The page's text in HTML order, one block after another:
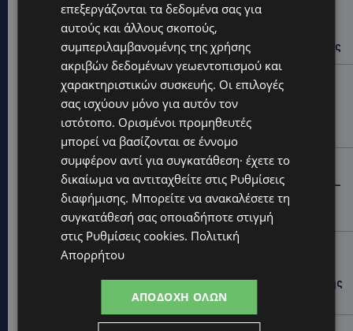
UPDATES
ΙΣΑΑΚ-ΣΟΛΩΜΟΥ: Κλείνουν συμβολικά οδοφράγματα
την Παρασκευή – Πού και τι ώρα θα γίνουν οι δράσεις
UPDATES
ΣΥΛΛΗΨΕΙΣ: 161 οδηγοί με υπερβολική ταχύτητα σε
μία νύχτα – Η παράβαση που κυριάρχησε στους
ελέγχους
STORIES
ΓΕΝΕΘΛΙΟΣ ΗΜΕΡΑ: Η ηλικία είναι μόνο ένας αριθμός –
Οι άνθρωποι και οι στιγμές είναι η πραγματική μας
ιστορία
STORIES
μητέρα τριών παιδιών – Έρανος για τη θεραπεία της
επεξεργάζονται τα δεδομένα σας για
αυτούς και άλλους σκοπούς,
συμπεριλαμβανομένης της χρήσης
ακριβών δεδομένων γεωεντοπισμού και
χαρακτηριστικών συσκευής. Οι επιλογές
σας ισχύουν μόνο για αυτόν τον
ιστότοπο. Ορισμένοι προμηθευτές
μπορεί να βασίζονται σε έννομο
συμφέρον αντί για συγκατάθεση· έχετε το
δικαίωμα να αντιταχθείτε στις Ρυθμίσεις
διαφήμισης. Μπορείτε να ανακαλέσετε τη
συγκατάθεσή σας οποιαδήποτε στιγμή
στις Ρυθμίσεις cookies. Πολιτική
Απορρήτου
ΑΠΟΔΟΧΉ ΌΛΩΝ